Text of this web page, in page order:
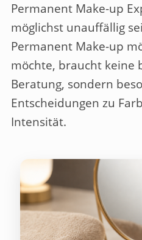
Permanent Make-up
möglichst unauffällig
Permanent Make-up
möchte, braucht keine
Beratung, sondern
Entscheidungen zu
Intensität.